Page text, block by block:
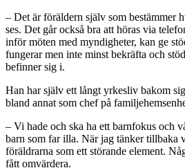
– Det är föräldern själv som bestämmer
ses. Det går också bra att höras via
inför möten med myndigheter, kan ge
fungerar men inte minst bekräfta och
befinner sig i.
Han har själv ett långt yrkesliv bakom
bland annat som chef på
– Vi hade och ska ha ett barnfokus och
barn som far illa. När jag tänker tillbaka
föräldrarna som ett störande element.
fått omvärdera.